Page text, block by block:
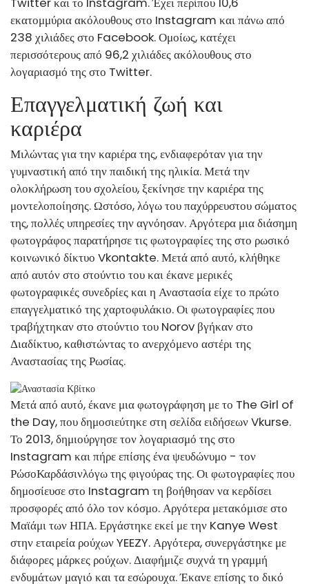
εκατομμύρια ακόλουθους στο Instagram και πάνω από
238 χιλιάδες στο Facebook. Ομοίως, κατέχει
περισσότερους από 96,2 χιλιάδες ακόλουθους στο
λογαριασμό της στο Twitter.
Επαγγελματική ζωή και
καριέρα
Μιλώντας για την καριέρα της, ενδιαφερόταν για την
γυμναστική από την παιδική της ηλικία. Μετά την
ολοκλήρωση του σχολείου, ξεκίνησε την καριέρα της
μοντελοποίησης. Ωστόσο, λόγω του παχύρρευστου σώματος
της, πολλές υπηρεσίες την αγνόησαν. Αργότερα μια διάσημη
φωτογράφος παρατήρησε τις φωτογραφίες της στο ρωσικό
κοινωνικό δίκτυο Vkontakte. Μετά από αυτό, κλήθηκε
από αυτόν στο στούντιο του και έκανε μερικές
φωτογραφικές συνεδρίες και η Αναστασία είχε το πρώτο
επαγγελματικό της χαρτοφυλάκιο. Οι φωτογραφίες που
τραβήχτηκαν στο στούντιο του Norov βγήκαν στο
Διαδίκτυο, καθιστώντας το ανερχόμενο αστέρι της
Αναστασίας της Ρωσίας.
Μετά από αυτό, έκανε μια φωτογράφηση με το The Girl of
the Day, που δημοσιεύτηκε στη σελίδα ειδήσεων Vkurse.
Το 2013, δημιούργησε τον λογαριασμό της στο
Instagram και πήρε επίσης ένα ψευδώνυμο - τον
ΡώσοΚαρδάσινλόγω της φιγούρας της. Οι φωτογραφίες που
δημοσίευσε στο Instagram τη βοήθησαν να κερδίσει
προσφορές από όλο τον κόσμο. Αργότερα μετακόμισε στο
Μαϊάμι των ΗΠΑ. Εργάστηκε εκεί με την Kanye West
στην εταιρεία ρούχων YEEZY. Αργότερα, συνεργάστηκε με
διάφορες μάρκες ρούχων. Διαφήμιζε συχνά τη γραμμή
ενδυμάτων μαγιό και τα εσώρουχα. Έκανε επίσης το δικό